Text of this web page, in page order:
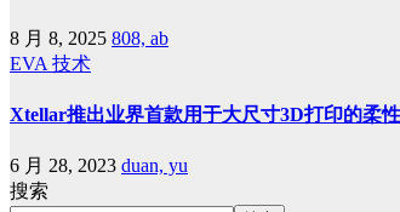
8 月 8, 2025 808, ab
EVA 技术
Xtellar推出业界首款用于大尺寸3D打印的柔
6 月 28, 2023 duan, yu
搜索